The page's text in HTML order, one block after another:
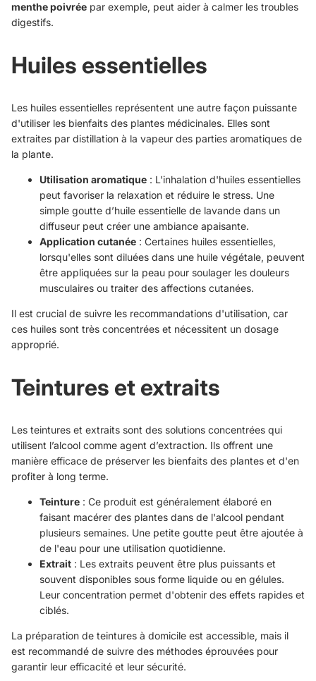
menthe poivrée par exemple, peut aider à calmer les troubles
digestifs.
Huiles essentielles
Les huiles essentielles représentent une autre façon puissante
d'utiliser les bienfaits des plantes médicinales. Elles sont
extraites par distillation à la vapeur des parties aromatiques de
la plante.
Utilisation aromatique : L'inhalation d'huiles essentielles
peut favoriser la relaxation et réduire le stress. Une
simple goutte d’huile essentielle de lavande dans un
diffuseur peut créer une ambiance apaisante.
Application cutanée : Certaines huiles essentielles,
lorsqu'elles sont diluées dans une huile végétale, peuvent
être appliquées sur la peau pour soulager les douleurs
musculaires ou traiter des affections cutanées.
Il est crucial de suivre les recommandations d'utilisation, car
ces huiles sont très concentrées et nécessitent un dosage
approprié.
Teintures et extraits
Les teintures et extraits sont des solutions concentrées qui
utilisent l’alcool comme agent d’extraction. Ils offrent une
manière efficace de préserver les bienfaits des plantes et d'en
profiter à long terme.
Teinture : Ce produit est généralement élaboré en
faisant macérer des plantes dans de l'alcool pendant
plusieurs semaines. Une petite goutte peut être ajoutée à
de l'eau pour une utilisation quotidienne.
Extrait : Les extraits peuvent être plus puissants et
souvent disponibles sous forme liquide ou en gélules.
Leur concentration permet d'obtenir des effets rapides et
ciblés.
La préparation de teintures à domicile est accessible, mais il
est recommandé de suivre des méthodes éprouvées pour
garantir leur efficacité et leur sécurité.